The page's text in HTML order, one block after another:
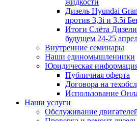
жидкости
Дизель Hyundai
против 3,3i и 3.5i
Итоги Слёта
будущем 24-25
Внутренние семинары
Наши единомышленники
Юридическая
Публичная оферта
Договора на
Использование
Наши услуги
Обслуживание